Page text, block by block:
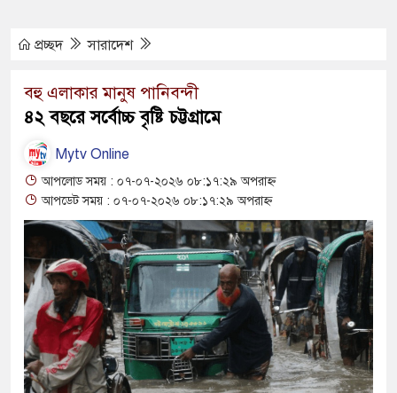
সাথে উৎসবমুখর পরিবেশে ব্রাক্ষণবাড়িয়া জেলায় বইপড়া
শুভসূচনা।
বিশ্ববিদ্যালয়ের শিক্ষার্থীদের অংশগ্রহণে সাহিত্য আড্ডা
৮ ব্র্যান্ডের ক্রিমে বিপজ্জনক মাত্রায় ক্ষতিকর উপাদান
নিষেধাজ্ঞা
ছবি যেন আর তুলতে না হয়, সেই সমাজ গড়তে হবে:
চামেলি’তে ভিন্ন রূপে এডলফ খান, অভিনয় করবেন
দালাল চরিত্রে
পাটোয়ারীসহ ১০ জনের বিরুদ্ধে থানায় অভিযোগ
প্রচ্ছদ সারাদেশ
বহু এলাকার মানুষ পানিবন্দী
৪২ বছরে সর্বোচ্চ বৃষ্টি চট্টগ্রামে
Mytv Online
আপলোড সময় : ০৭-০৭-২০২৬ ০৮:১৭:২৯ অপরাহ্ন
আপডেট সময় : ০৭-০৭-২০২৬ ০৮:১৭:২৯ অপরাহ্ন